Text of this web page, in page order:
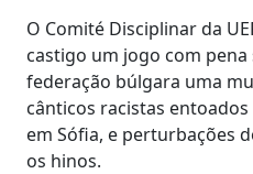
O Comité Disciplinar da
castigo um jogo com pena
federação búlgara uma
cânticos racistas
em Sófia, e perturbações
os hinos.